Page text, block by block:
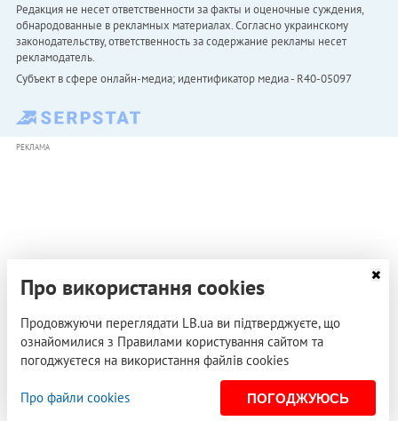
Редакция не несет ответственности за факты и оценочные суждения,
обнародованные в рекламных материалах. Согласно украинскому
законодательству, ответственность за содержание рекламы несет
рекламодатель.
Субъект в сфере онлайн-медиа; идентификатор медиа - R40-05097
РЕКЛАМА
Про використання cookies
Продовжуючи переглядати LB.ua ви підтверджуєте, що
ознайомилися з Правилами користування сайтом та
погоджуєтеся на використання файлів cookies
Про файли cookies ПОГОДЖУЮСЬ